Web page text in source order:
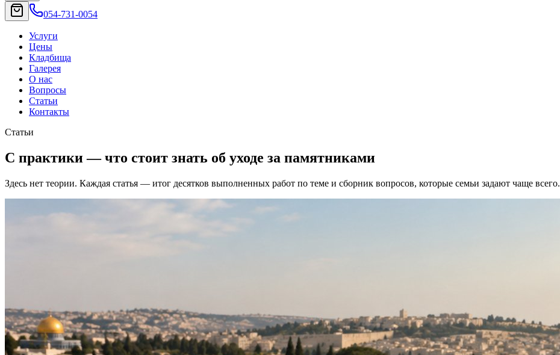
054-731-0054
Услуги
Цены
Кладбища
Галерея
О нас
Вопросы
Статьи
Контакты
Статьи
С практики — что стоит знать об уходе за памятниками
Здесь нет теории. Каждая статья — итог десятков выполненных работ по теме и сборник вопросов, которые семьи задают чаще всего.